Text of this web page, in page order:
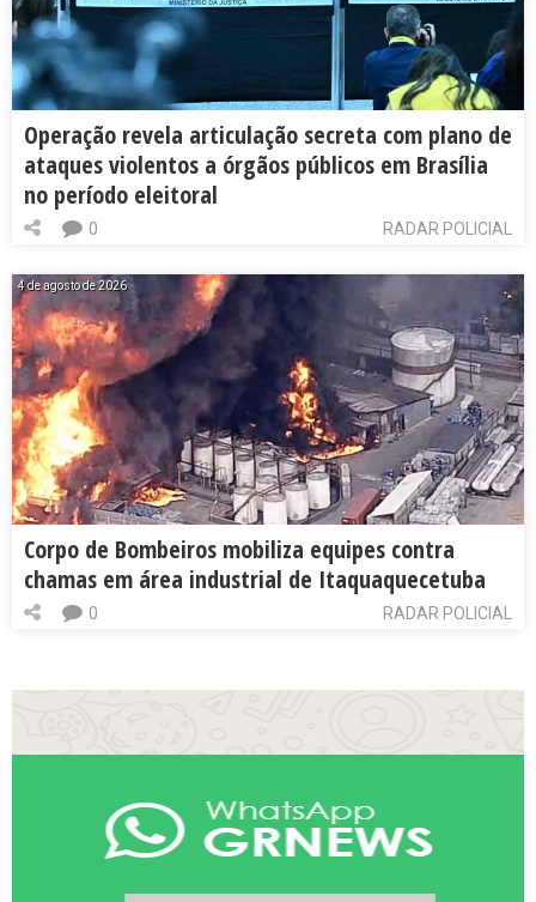
Operação revela articulação secreta com plano de
ataques violentos a órgãos públicos em Brasília
no período eleitoral
RADAR POLICIAL
0
4 de agosto de 2026
Corpo de Bombeiros mobiliza equipes contra
chamas em área industrial de Itaquaquecetuba
RADAR POLICIAL
0